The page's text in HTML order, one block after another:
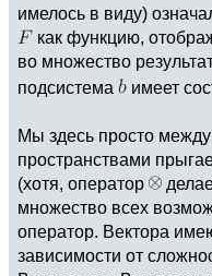
имелось в виду)
как функцию,
во множество
подсистема
имеет
Мы здесь просто
пространствами
(хотя, оператор
множество всех
оператор. Вектора
зависимости от